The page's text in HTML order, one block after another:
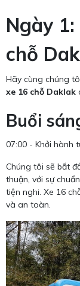
Ngày
chỗ
Hãy cùng chúng
xe 16 chỗ Daklak
Buổi
07:00 - Khởi hành
Chúng tôi sẽ bắt
thuận, với sự
tiện nghi. Xe 16
và an toàn.